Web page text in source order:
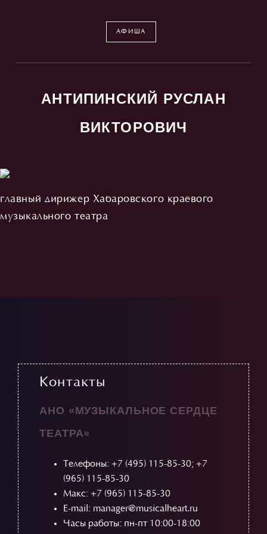
АФИША
АНТИПИНСКИЙ РУСЛАН
ВИКТОРОВИЧ
главный дирижер Хабаровского краевого
музыкального театра
Контакты
АНО «МУЗЫКАЛЬНОЕ СЕРДЦЕ
ТЕАТРА»
Телефоны: +7 (495) 115-85-30; +7
(965) 115-85-30
Макс: +7 (965) 115-85-30
E-mail: manager@musicalheart.ru
Часы работы: пн-пт 10:00-18:00